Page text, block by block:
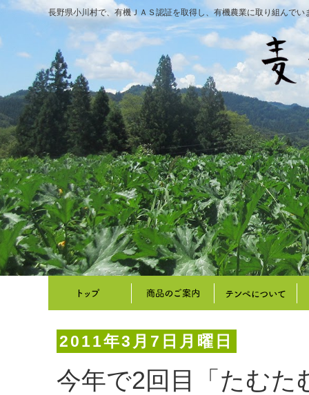
長野県小川村で、有機ＪＡＳ認証を取得し、有機農業に取り組んでい
2011年3月7日月曜日
今年で2回目「たむた